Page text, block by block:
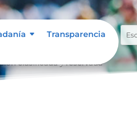
Transparencia
clasificada y reservada